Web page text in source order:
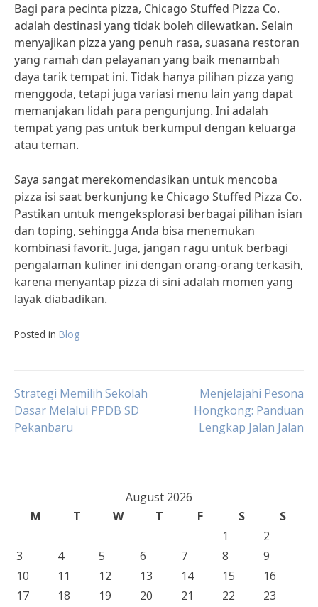
Bagi para pecinta pizza, Chicago Stuffed Pizza Co.
adalah destinasi yang tidak boleh dilewatkan. Selain
menyajikan pizza yang penuh rasa, suasana restoran
yang ramah dan pelayanan yang baik menambah
daya tarik tempat ini. Tidak hanya pilihan pizza yang
menggoda, tetapi juga variasi menu lain yang dapat
memanjakan lidah para pengunjung. Ini adalah
tempat yang pas untuk berkumpul dengan keluarga
atau teman.
Saya sangat merekomendasikan untuk mencoba
pizza isi saat berkunjung ke Chicago Stuffed Pizza Co.
Pastikan untuk mengeksplorasi berbagai pilihan isian
dan toping, sehingga Anda bisa menemukan
kombinasi favorit. Juga, jangan ragu untuk berbagi
pengalaman kuliner ini dengan orang-orang terkasih,
karena menyantap pizza di sini adalah momen yang
layak diabadikan.
Posted in Blog
Post
navigation
Strategi Memilih Sekolah
Dasar Melalui PPDB SD
Pekanbaru
Menjelajahi Pesona
Hongkong: Panduan
Lengkap Jalan Jalan
August 2026
M
T W T F S
S
1
2
3
4 5 6 7 8
9
10
11 12 13 14 15
16
17
18 19 20 21 22
23